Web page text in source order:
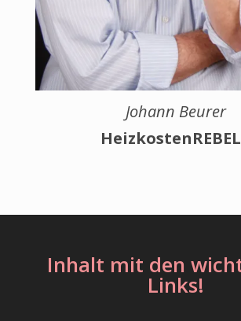
Johann Beurer
Inhalt mit den
Links!